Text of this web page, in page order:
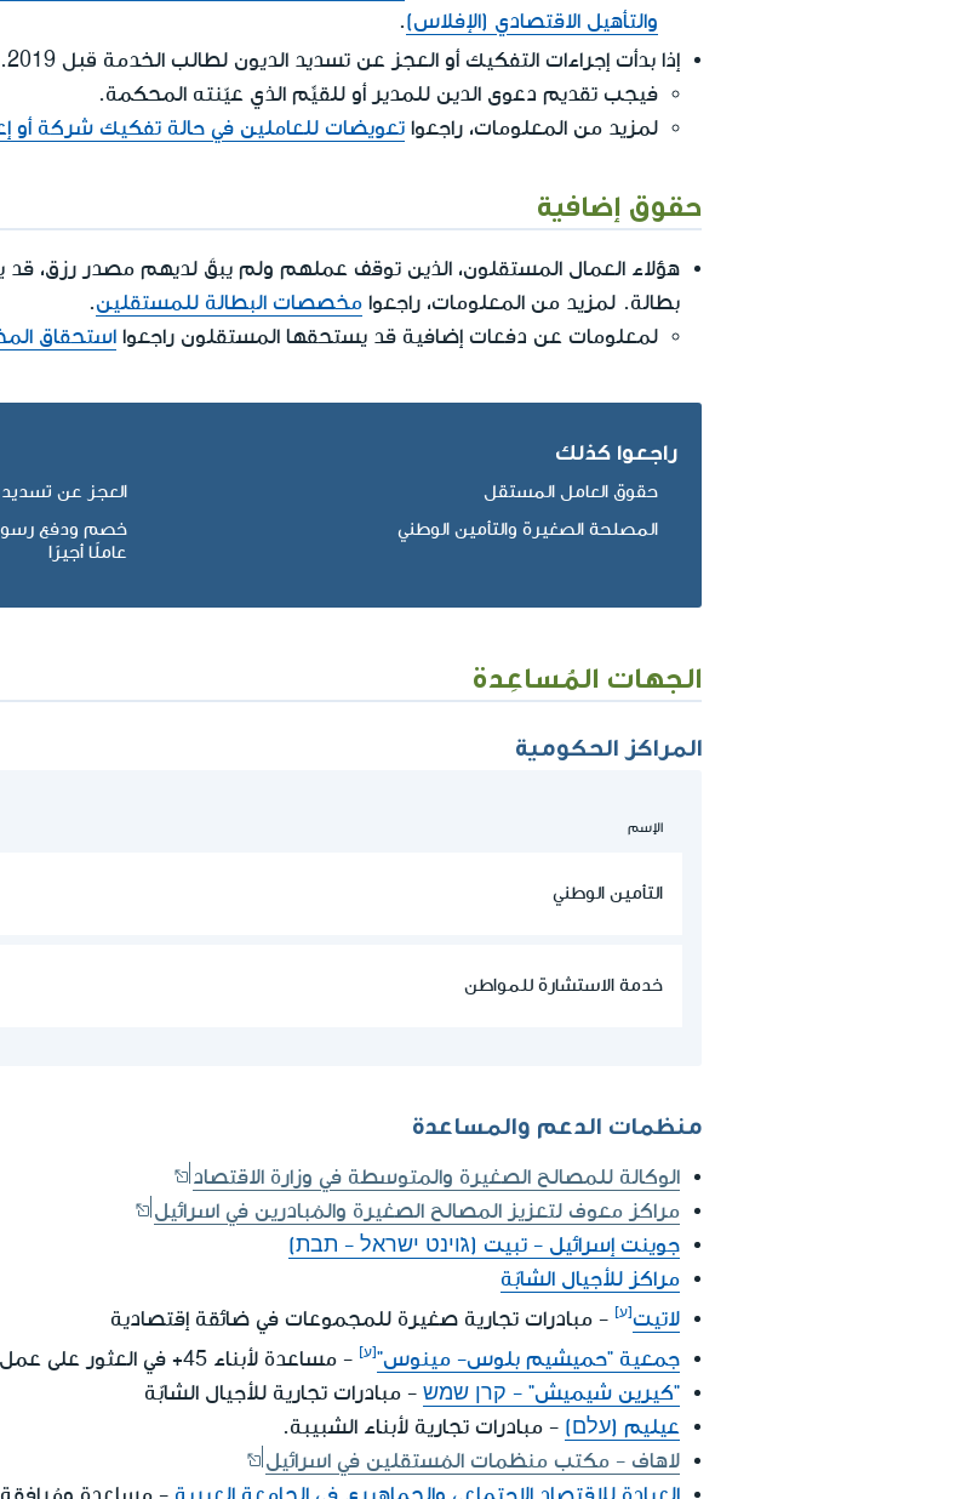
والتأهيل الاقتصادي (الإفلاس).
إذا بدأت إجراءات التفكيك أو العجز عن تسديد الديون لطالب الخدمة قبل
فيجب تقديم دعوى الدين للمدير أو للقيِّم الذي عيّنته المحكمة.
لمزيد من المعلومات، راجعوا تعويضات للعاملين في حالة تفكيك شركة أو
حقوق إضافية
هؤلاء العمال المستقلون، الذين توقف عملهم ولم يبقَ لديهم مصدر
بطالة. لمزيد من المعلومات، راجعوا مخصصات البطالة للمستقلين.
لمعلومات عن دفعات إضافية قد يستحقها المستقلون راجعوا استحقاق
راجعوا كذلك
حقوق العامل المستقل
العجز عن تسديد
المصلحة الصغيرة والتأمين الوطني
خصم ودفع رسوم
عاملًا أجيرًا
الجهات المُساعِدة
المراكز الحكومية
الإسم
التأمين الوطني
خدمة الاستشارة للمواطن
منظمات الدعم والمساعدة
الوكالة للمصالح الصغيرة والمتوسطة في وزارة الاقتصاد
مراكز معوف لتعزيز المصالح الصغيرة والمُبادرين في اسرائيل
جوينت إسرائيل - تبيت (ג'וינט ישראל - תבת)
مراكز للأجيال الشابّة
لاتيت
- مبادرات تجارية صغيرة للمجموعات في ضائقة إقتصادية
جمعية "حميشيم بلوس- مينوس"
- مساعدة لأبناء 45+ في العثور على عمل كمُبادرين
"كيرين شيميش" - קרן שמש - مبادرات تجارية للأجيال الشابّة
عيليم (עלם) - مبادرات تجارية لأبناء الشبيبة.
لاهاف - مكتب منظمات المُستقلين في اسرائيل